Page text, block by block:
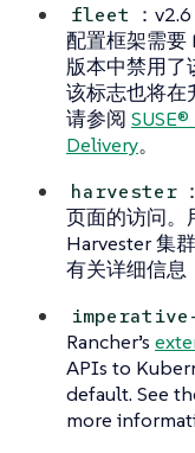
fleet
：
配置框架需要
版本中禁用了
该标志也将在
请参阅
Delivery。
harvester
页面的访问。
Harvester 集
有关详细信息
Rancher’s
APIs to
default. See
more